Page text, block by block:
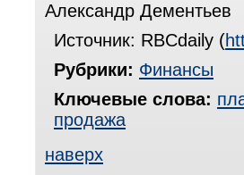
Александр Дементьев
Источник: RBCdaily (
Рубрики: Финансы
Ключевые слова:
продажа
наверх